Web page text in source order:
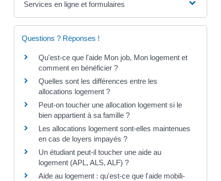
Services en ligne et formulaires
Questions ? Réponses !
Qu'est-ce que l'aide Mon job, Mon logement et
comment en bénéficier ?
Quelles sont les différences entre les
allocations logement ?
Peut-on toucher une allocation logement si le
bien appartient à sa famille ?
Les allocations logement sont-elles maintenues
en cas de loyers impayés ?
Un étudiant peut-il toucher une aide au
logement (APL, ALS, ALF) ?
Aide au logement : qu'est-ce que l'aide mobili-